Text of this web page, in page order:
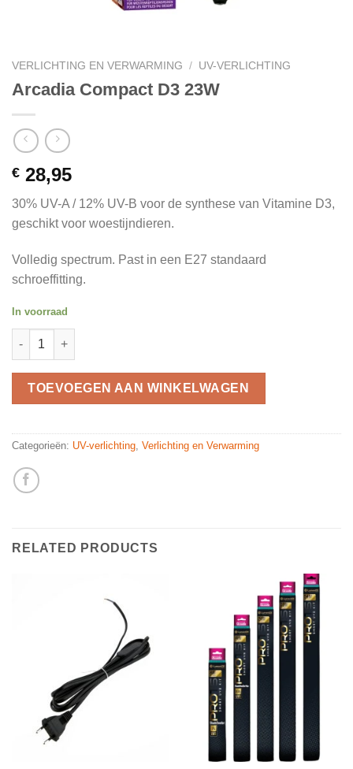
VERLICHTING EN VERWARMING / UV-VERLICHTING
Arcadia Compact D3 23W
€ 28,95
30% UV-A / 12% UV-B voor de synthese van Vitamine D3,
geschikt voor woestijndieren.
Volledig spectrum. Past in een E27 standaard
schroeffitting.
In voorraad
Arcadia Compact D3 23W quantity
TOEVOEGEN AAN WINKELWAGEN
Categorieën: UV-verlichting Verlichting en Verwarming
RELATED PRODUCTS